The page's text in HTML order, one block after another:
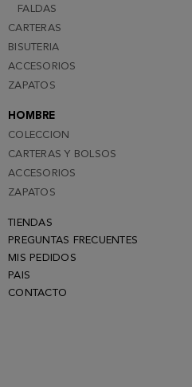
FALDAS
CARTERAS
BISUTERIA
ACCESORIOS
ZAPATOS
HOMBRE
COLECCION
CARTERAS Y BOLSOS
ACCESORIOS
ZAPATOS
TIENDAS
PREGUNTAS FRECUENTES
MIS PEDIDOS
PAIS
CONTACTO